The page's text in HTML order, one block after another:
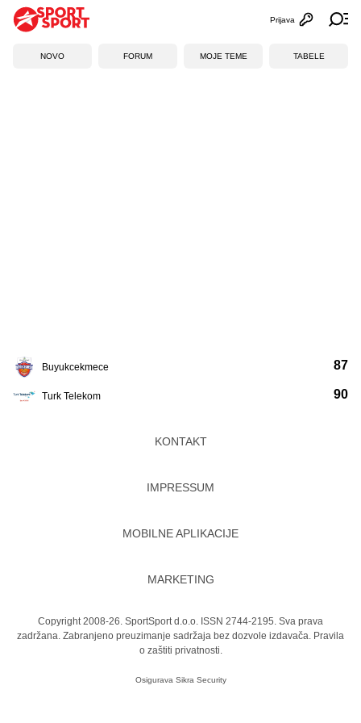
Otvori
Prijava
NOVO FORUM MOJE TEME TABELE
Buyukcekmece
Turk Telekom
87
90
KONTAKT
IMPRESSUM
MOBILNE APLIKACIJE
MARKETING
Copyright 2008-26. SportSport d.o.o. ISSN 2744-2195. Sva prava
zadržana. Zabranjeno preuzimanje sadržaja bez dozvole izdavača. Pravila
o zaštiti privatnosti.
Osigurava Sikra Security